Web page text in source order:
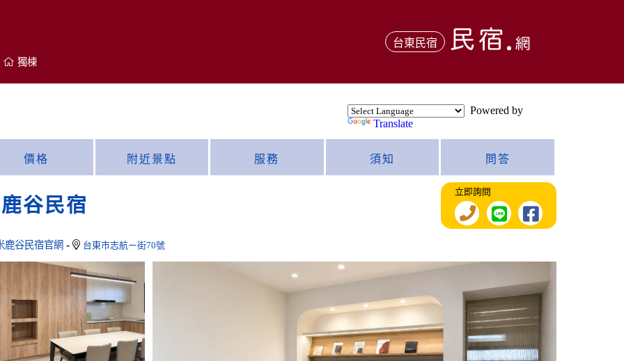
獨棟
台東民宿
Powered by
Translate
價格 附近景點 服務 須知 問答
谷民宿
鹿谷民宿官網 - 台東市志航ㄧ街70號
立即詢問